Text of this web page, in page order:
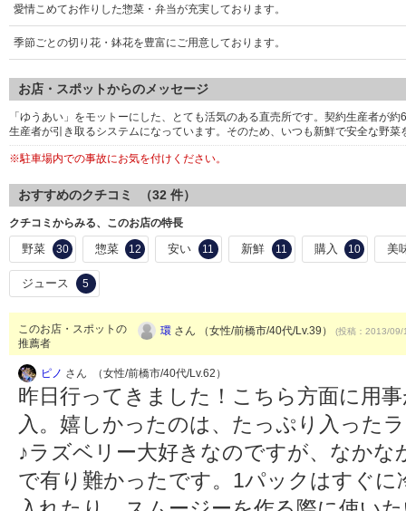
愛情こめてお作りした惣菜・弁当が充実しております。
季節ごとの切り花・鉢花を豊富にご用意しております。
お店・スポットからのメッセージ
「ゆうあい」をモットーにした、とても活気のある直売所です。契約生産者が
生産者が引き取るシステムになっています。そのため、いつも新鮮で安全な野菜
※駐車場内での事故にお気を付けください。
おすすめのクチコミ （32 件）
クチコミからみる、このお店の特長
野菜 30 惣菜 12 安い 11 新鮮 11 購入 10 美
ジュース 5
このお店・スポットの
推薦者
環 さん （女性/前橋市/40代/Lv.39） (投稿：2013/
ピノ さん （女性/前橋市/40代/Lv.62）
昨日行ってきました！こちら方面に用
入。嬉しかったのは、たっぷり入った
♪ラズベリー大好きなのですが、なか
で有り難かったです。1パックはすぐ